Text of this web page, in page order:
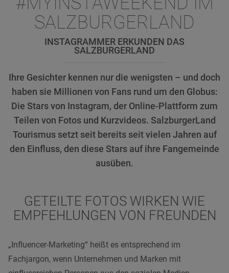
SALZBURGERLAND
INSTAGRAMMER ERKUNDEN DAS
SALZBURGERLAND
Ihre Gesichter kennen nur die wenigsten – und doch
haben sie Millionen von Fans rund um den Globus:
Die Stars von Instagram, der Online-Plattform zum
Teilen von Fotos und Kurzvideos. SalzburgerLand
Tourismus setzt seit bereits seit vielen Jahren auf
den Einfluss, den diese Stars auf ihre Fangemeinde
ausüben.
GETEILTE FOTOS WIRKEN WIE
EMPFEHLUNGEN VON FREUNDEN
„Influencer-Marketing“ heißt es entsprechend im
Fachjargon, wenn Unternehmen und Marken mit